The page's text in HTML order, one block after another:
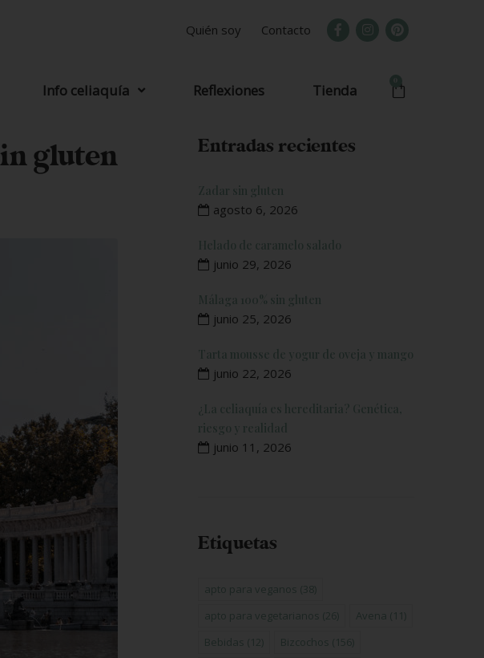
Quién soy Contacto
Info celiaquía Reflexiones Tienda
gluten Entradas recientes
Zadar sin gluten
agosto 6, 2026
Helado de caramelo salado
junio 29, 2026
Málaga 100% sin gluten
junio 25, 2026
Tarta mousse de yogur de oveja y mango
junio 22, 2026
¿La celiaquía es hereditaria? Genética,
riesgo y realidad
junio 11, 2026
Etiquetas
apto para veganos (38)
apto para vegetarianos (26) Avena (11)
Bebidas (12) Bizcochos (156)